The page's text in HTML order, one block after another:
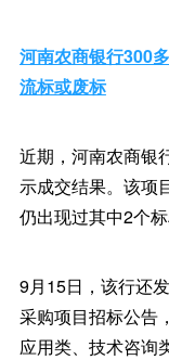
河南农商银行300
流标或废标
近期，河南农商银
示成交结果。该项
仍出现过其中2个
9月15日，该行还
采购项目招标公告
应用类、技术咨询